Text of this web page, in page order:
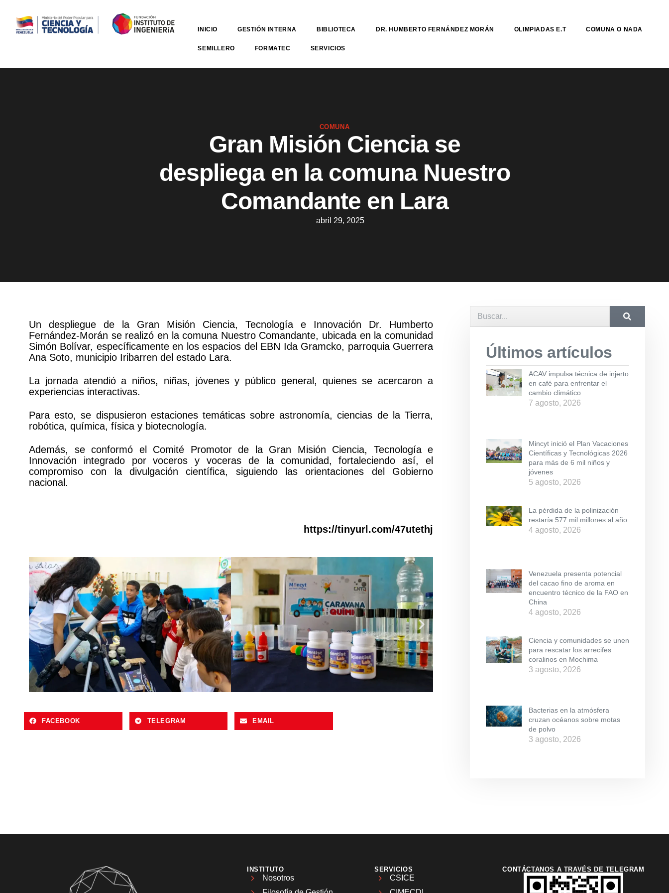
INICIO GESTIÓN INTERNA BIBLIOTECA DR. HUMBERTO FERNÁNDEZ MORÁN OLIMPIADAS E.T COMUNA O NADA
SEMILLERO FORMATEC SERVICIOS
COMUNA
Gran Misión Ciencia se
despliega en la comuna Nuestro
Comandante en Lara
abril 29, 2025
Un despliegue de la Gran Misión Ciencia, Tecnología e Innovación Dr. Humberto
Fernández-Morán se realizó en la comuna Nuestro Comandante, ubicada en la comunidad
Simón Bolívar, específicamente en los espacios del EBN Ida Gramcko, parroquia Guerrera
Ana Soto, municipio Iribarren del estado Lara.
La jornada atendió a niños, niñas, jóvenes y público general, quienes se acercaron a
experiencias interactivas.
Para esto, se dispusieron estaciones temáticas sobre astronomía, ciencias de la Tierra,
robótica, química, física y biotecnología.
Además, se conformó el Comité Promotor de la Gran Misión Ciencia, Tecnología e
Innovación integrado por voceros y voceras de la comunidad, fortaleciendo así, el
compromiso con la divulgación científica, siguiendo las orientaciones del Gobierno
nacional.
https://tinyurl.com/47utethj
FACEBOOK TELEGRAM EMAIL
Últimos artículos
ACAV impulsa técnica de injerto
en café para enfrentar el
cambio climático
7 agosto, 2026
Mincyt inició el Plan Vacaciones
Científicas y Tecnológicas 2026
para más de 6 mil niños y
jóvenes
5 agosto, 2026
La pérdida de la polinización
restaría 577 mil millones al año
4 agosto, 2026
Venezuela presenta potencial
del cacao fino de aroma en
encuentro técnico de la FAO en
China
4 agosto, 2026
Ciencia y comunidades se unen
para rescatar los arrecifes
coralinos en Mochima
3 agosto, 2026
Bacterias en la atmósfera
cruzan océanos sobre motas
de polvo
3 agosto, 2026
INSTITUTO
Nosotros
SERVICIOS
CSICE
CONTÁCTANOS A TRAVÉS DE TELEGRAM